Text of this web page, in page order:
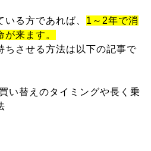
る方であれば、 1～2年で消
来ます。
ちさせる方法は以下の記事で
い替えのタイミングや長く乗